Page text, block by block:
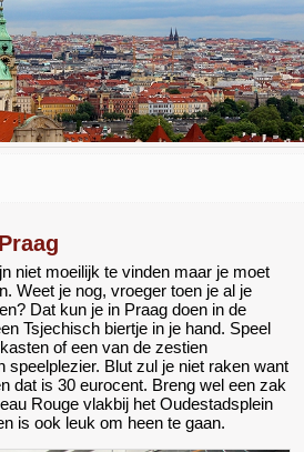
niet moeilijk te vinden maar je moet
Weet je nog, vroeger toen je al je
Dat kun je in Praag doen in de
Tsjechisch biertje in je hand. Speel
of een van de zestien
speelplezier. Blut zul je niet raken want
dat is 30 eurocent. Breng wel een zak
Rouge vlakbij het Oudestadsplein
is ook leuk om heen te gaan.